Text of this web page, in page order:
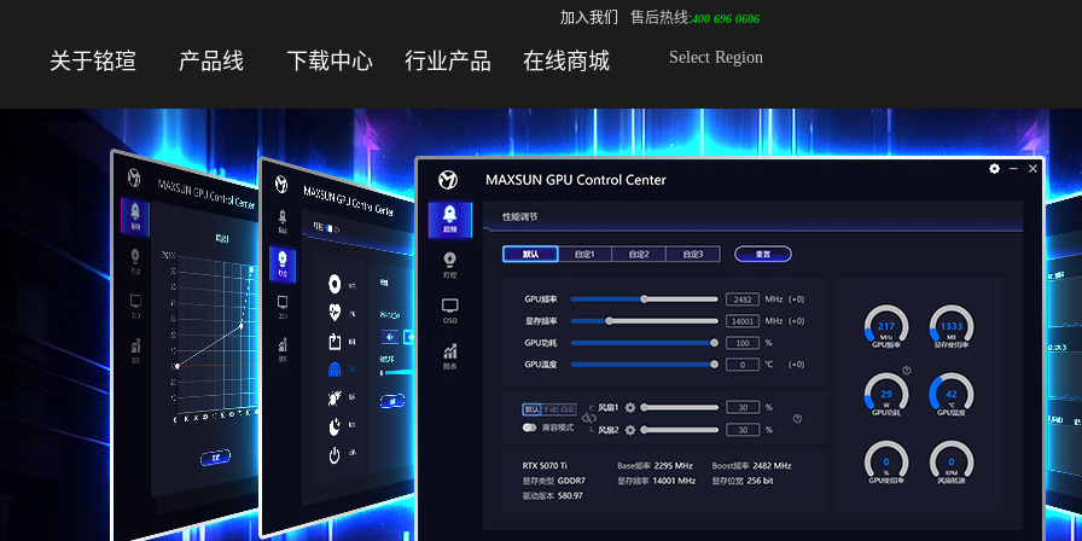
关于铭瑄 产品线 下载中心 行业产品 在线商城 Select Region
加入我们 售后热线:400 696 0606